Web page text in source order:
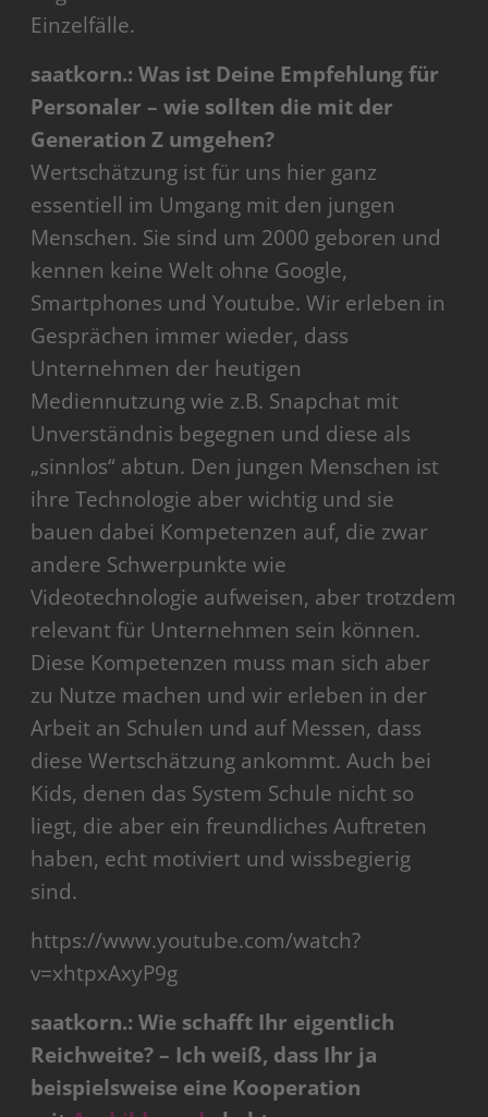
Einzelfälle.
saatkorn.: Was ist Deine Empfehlung für
Personaler – wie sollten die mit der
Generation Z umgehen?
Wertschätzung ist für uns hier ganz
essentiell im Umgang mit den jungen
Menschen. Sie sind um 2000 geboren und
kennen keine Welt ohne Google,
Smartphones und Youtube. Wir erleben in
Gesprächen immer wieder, dass
Unternehmen der heutigen
Mediennutzung wie z.B. Snapchat mit
Unverständnis begegnen und diese als
„sinnlos“ abtun. Den jungen Menschen ist
ihre Technologie aber wichtig und sie
bauen dabei Kompetenzen auf, die zwar
andere Schwerpunkte wie
Videotechnologie aufweisen, aber trotzdem
relevant für Unternehmen sein können.
Diese Kompetenzen muss man sich aber
zu Nutze machen und wir erleben in der
Arbeit an Schulen und auf Messen, dass
diese Wertschätzung ankommt. Auch bei
Kids, denen das System Schule nicht so
liegt, die aber ein freundliches Auftreten
haben, echt motiviert und wissbegierig
sind.
https://www.youtube.com/watch?
v=xhtpxAxyP9g
saatkorn.: Wie schafft Ihr eigentlich
Reichweite? – Ich weiß, dass Ihr ja
beispielsweise eine Kooperation